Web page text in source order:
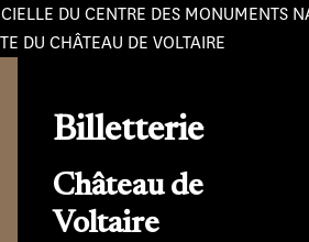
DU CENTRE DES MONUMENTS
DU CHÂTEAU DE VOLTAIRE
Billetterie
Château de
Voltaire
des cookies